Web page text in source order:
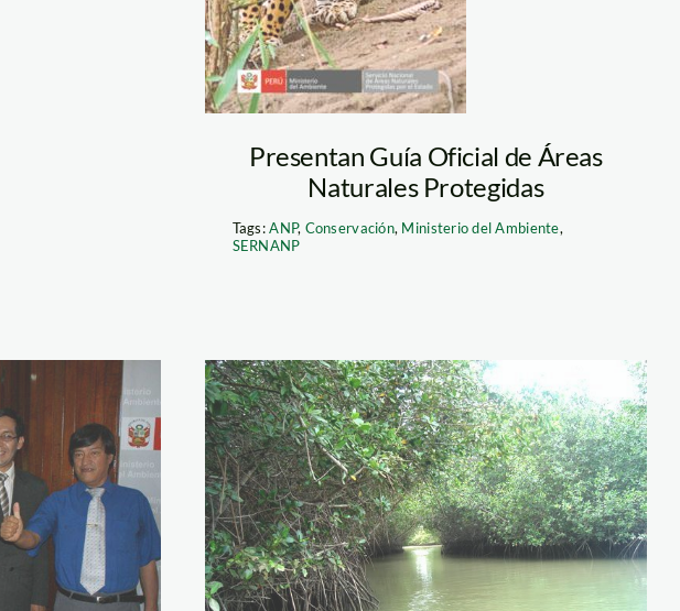
Presentan Guía Oficial de Áreas
Naturales Protegidas
Tags:ANP, Conservación, Ministerio del Ambiente,
SERNANP
info